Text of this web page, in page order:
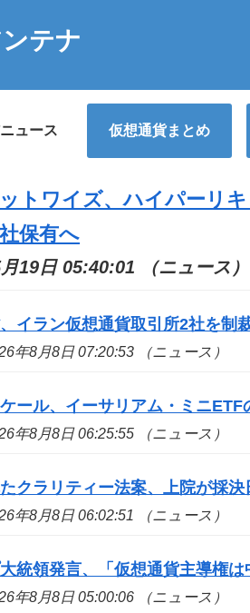
テナ
ュース 仮想通貨まとめ
トワイズ、ハイパーリ
保有へ
19日 05:40:01 （ニュース）
イラン仮想通貨取引所2社を制
年8月8日 07:20:53 （ニュース）
ール、イーサリアム・ミニ
年8月8日 06:25:55 （ニュース）
クラリティー法案、上院が採
年8月8日 06:02:51 （ニュース）
大統領発言、「仮想通貨主導権は
年8月8日 05:00:06 （ニュース）